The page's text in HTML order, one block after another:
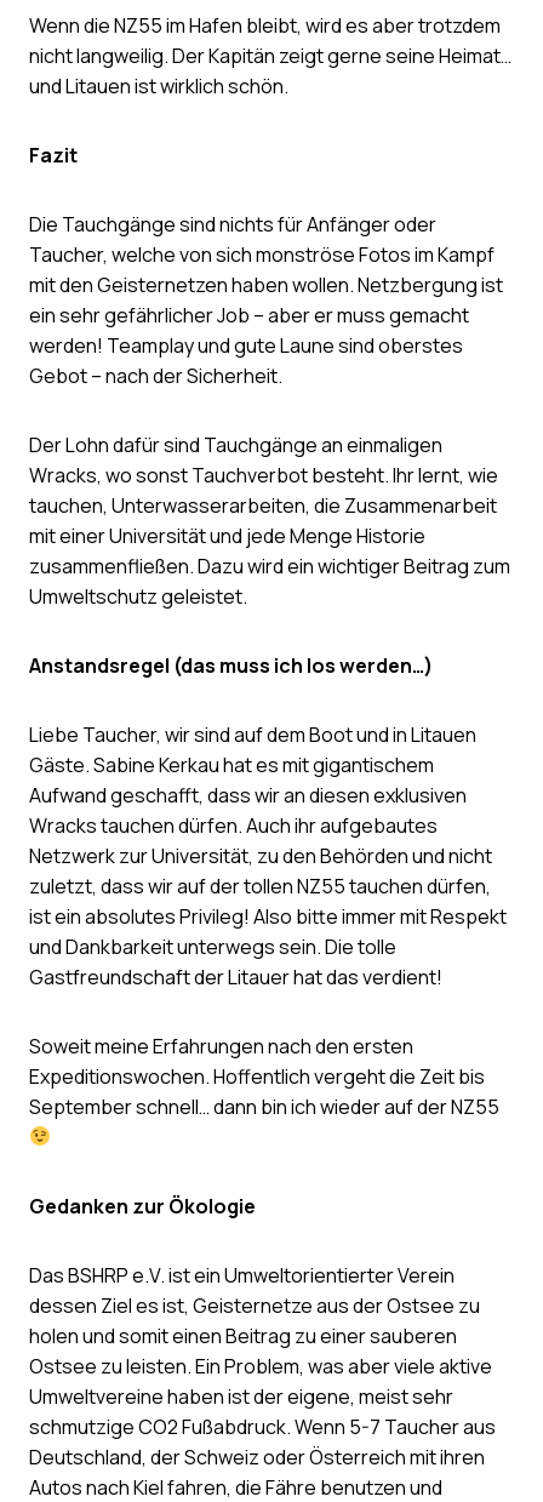
Wenn die NZ55 im Hafen bleibt, wird es aber trotzdem
nicht langweilig. Der Kapitän zeigt gerne seine Heimat…
und Litauen ist wirklich schön.
Fazit
Die Tauchgänge sind nichts für Anfänger oder
Taucher, welche von sich monströse Fotos im Kampf
mit den Geisternetzen haben wollen. Netzbergung ist
ein sehr gefährlicher Job – aber er muss gemacht
werden! Teamplay und gute Laune sind oberstes
Gebot – nach der Sicherheit.
Der Lohn dafür sind Tauchgänge an einmaligen
Wracks, wo sonst Tauchverbot besteht. Ihr lernt, wie
tauchen, Unterwasserarbeiten, die Zusammenarbeit
mit einer Universität und jede Menge Historie
zusammenfließen. Dazu wird ein wichtiger Beitrag zum
Umweltschutz geleistet.
Anstandsregel (das muss ich los werden…)
Liebe Taucher, wir sind auf dem Boot und in Litauen
Gäste. Sabine Kerkau hat es mit gigantischem
Aufwand geschafft, dass wir an diesen exklusiven
Wracks tauchen dürfen. Auch ihr aufgebautes
Netzwerk zur Universität, zu den Behörden und nicht
zuletzt, dass wir auf der tollen NZ55 tauchen dürfen,
ist ein absolutes Privileg! Also bitte immer mit Respekt
und Dankbarkeit unterwegs sein. Die tolle
Gastfreundschaft der Litauer hat das verdient!
Soweit meine Erfahrungen nach den ersten
Expeditionswochen. Hoffentlich vergeht die Zeit bis
September schnell… dann bin ich wieder auf der NZ55
Gedanken zur Ökologie
Das BSHRP e.V. ist ein Umweltorientierter Verein
dessen Ziel es ist, Geisternetze aus der Ostsee zu
holen und somit einen Beitrag zu einer sauberen
Ostsee zu leisten. Ein Problem, was aber viele aktive
Umweltvereine haben ist der eigene, meist sehr
schmutzige CO2 Fußabdruck. Wenn 5-7 Taucher aus
Deutschland, der Schweiz oder Österreich mit ihren
Autos nach Kiel fahren, die Fähre benutzen und